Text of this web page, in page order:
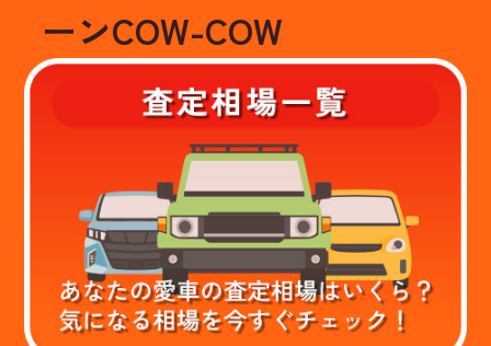
ーンCOW-COW